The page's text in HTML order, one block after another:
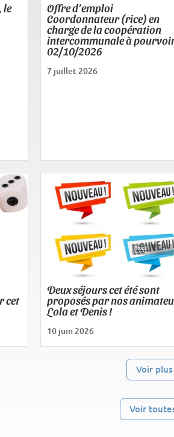
le
Offre d’emploi
Coordonnateur (rice) en
charge de la coopération
intercommunale à
02/10/2026
7 juillet 2026
cet
Deux séjours cet été sont
proposés par nos
Lola et Denis !
10 juin 2026
Voir
Voir